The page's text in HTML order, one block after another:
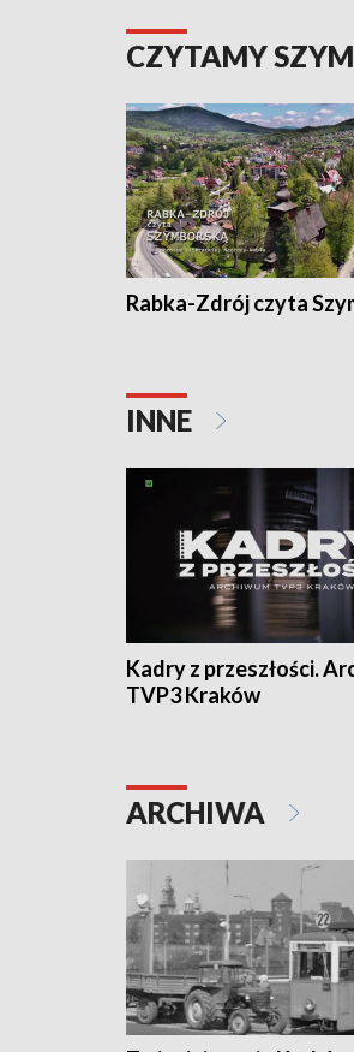
CZYTAMY
Rabka-Zdrój czyta
INNE
Kadry z przeszłości.
TVP3 Kraków
ARCHIWA